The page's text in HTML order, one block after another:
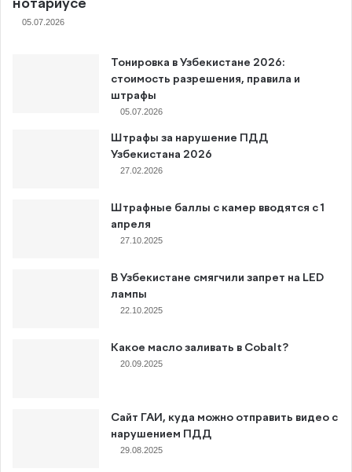
нотариусе
05.07.2026
Тонировка в Узбекистане 2026:
стоимость разрешения, правила и
штрафы
05.07.2026
Штрафы за нарушение ПДД
Узбекистана 2026
27.02.2026
Штрафные баллы с камер вводятся с 1
апреля
27.10.2025
В Узбекистане смягчили запрет на LED
лампы
22.10.2025
Какое масло заливать в Cobalt?
20.09.2025
Сайт ГАИ, куда можно отправить видео с
нарушением ПДД
29.08.2025